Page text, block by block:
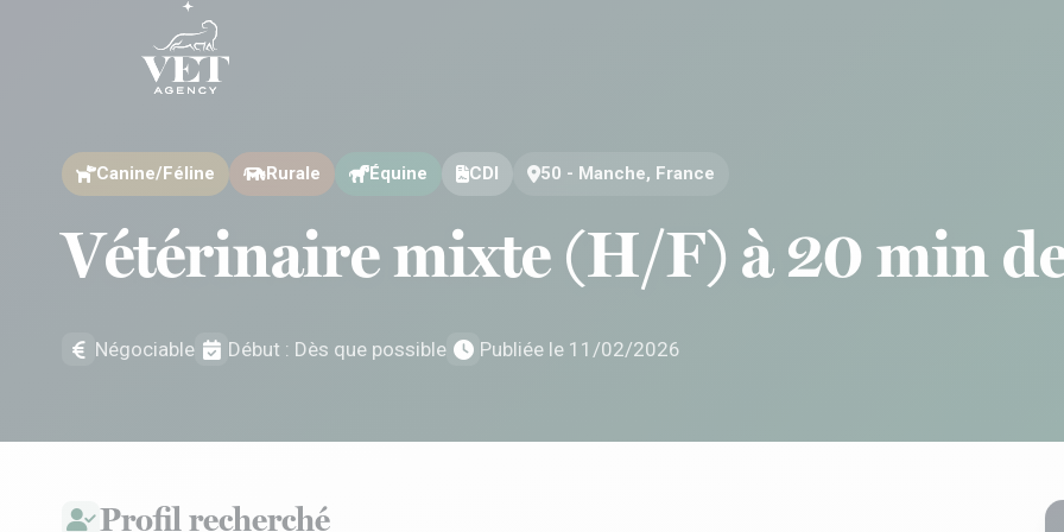
Canine/Féline Rurale Équine CDI 50 - Manche, France
Vétérinaire mixte (H/F) à 20 min
Négociable Début : Dès que possible Publiée le 11/02/2026
Profil recherché